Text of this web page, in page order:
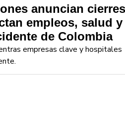
anuncian cierres
empleos, salud y
de Colombia
empresas clave y hospitales